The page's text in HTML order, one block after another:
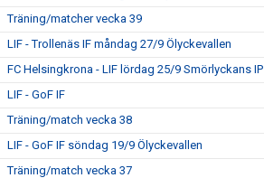
Träning/matcher vecka 39
LIF - Trollenäs IF måndag 27/9 Ölyckevallen
FC Helsingkrona - LIF lördag 25/9 Smörlyckans IP
LIF - GoF IF
Träning/match vecka 38
LIF - GoF IF söndag 19/9 Ölyckevallen
Träning/match vecka 37